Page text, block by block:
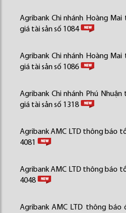
Agribank Chi nhánh Hoàng
giá tài sản số 1084
Agribank Chi nhánh Hoàng
giá tài sản số 1086
Agribank Chi nhánh Phú
giá tài sản số 1318
Agribank AMC LTD thông báo
4081
Agribank AMC LTD thông báo
4048
Agribank AMC LTD thông báo